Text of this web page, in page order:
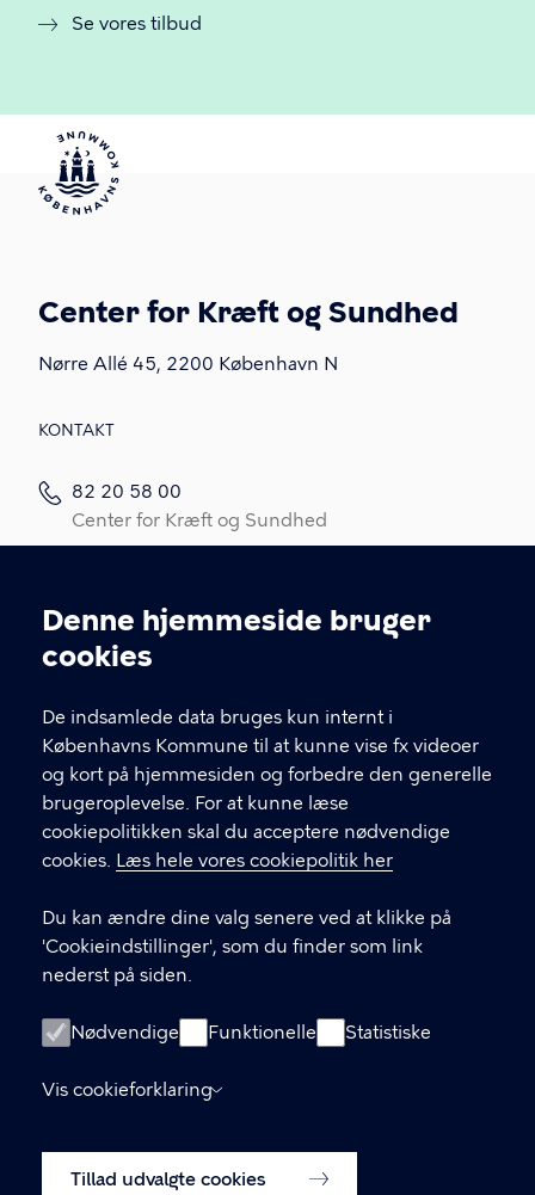
Cookieindstillinger
Denne hjemmeside bruger
cookies
De indsamlede data bruges kun internt i
Københavns Kommune til at kunne vise fx videoer
og kort på hjemmesiden og forbedre den generelle
brugeroplevelse. For at kunne læse
cookiepolitikken skal du acceptere nødvendige
cookies. Læs hele vores cookiepolitik her
Du kan ændre dine valg senere ved at klikke på
'Cookieindstillinger', som du finder som link
nederst på siden.
Nødvendige Funktionelle Statistiske
Vis cookieforklaring
Tillad udvalgte cookies
Se vores tilbud
Center for Kræft og Sundhed
Nørre Allé 45, 2200 København N
KONTAKT
82 20 58 00
Center for Kræft og Sundhed
Kontakt os
Det er vigtigt, du udfylder et spørgeskema i
forbindelse med din indledende, opfølgende
eller afsluttende samtale med din
kontaktperson.
In English
Praktisk information
Tilgængelighedserklæring
Cookiepolitik